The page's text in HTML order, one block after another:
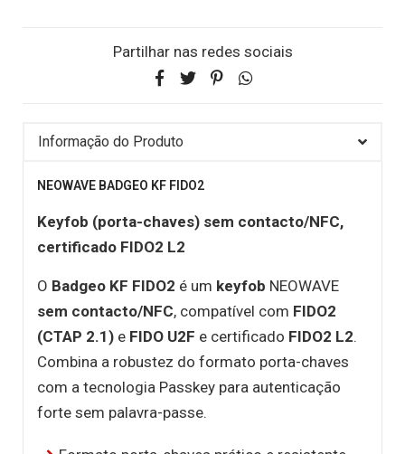
Partilhar nas redes sociais
Informação do Produto
NEOWAVE BADGEO KF FIDO2
Keyfob (porta-chaves) sem contacto/NFC,
certificado FIDO2 L2
O Badgeo KF FIDO2 é um keyfob NEOWAVE
sem contacto/NFC, compatível com FIDO2
(CTAP 2.1) e FIDO U2F e certificado FIDO2 L2.
Combina a robustez do formato porta-chaves
com a tecnologia Passkey para autenticação
forte sem palavra-passe.